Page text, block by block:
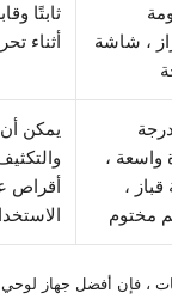
، شاشة
ثابتًا
أثناء
واسعة ،
،
مختوم
يمكن
أقراص
، فإن أفضل جهاز